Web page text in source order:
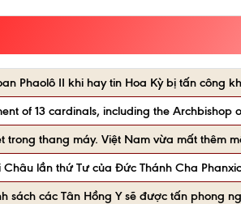
Phaolô II khi hay tin Hoa Kỳ bị tấn công
of 13 cardinals, including the Archbishop
thang máy. Việt Nam vừa mất thêm
lần thứ Tư của Đức Thánh Cha
các Tân Hồng Y sẽ được tấn phong